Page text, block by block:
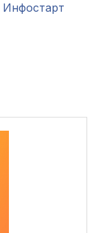
Инфостарт